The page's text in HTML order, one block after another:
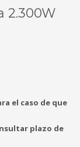
2.300W
el caso de que
plazo de